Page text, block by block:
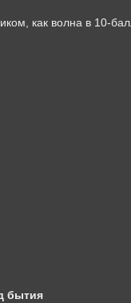
как волна в 10-
бытия